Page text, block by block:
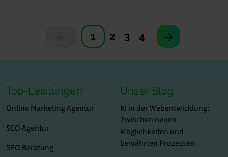
1 2 3 4
Top-Leistungen
Online Marketing Agentur
SEO Agentur
SEO Beratung
Unser Blog
KI in der Webentwicklung:
Zwischen neuen
Möglichkeiten und
bewährten Prozessen